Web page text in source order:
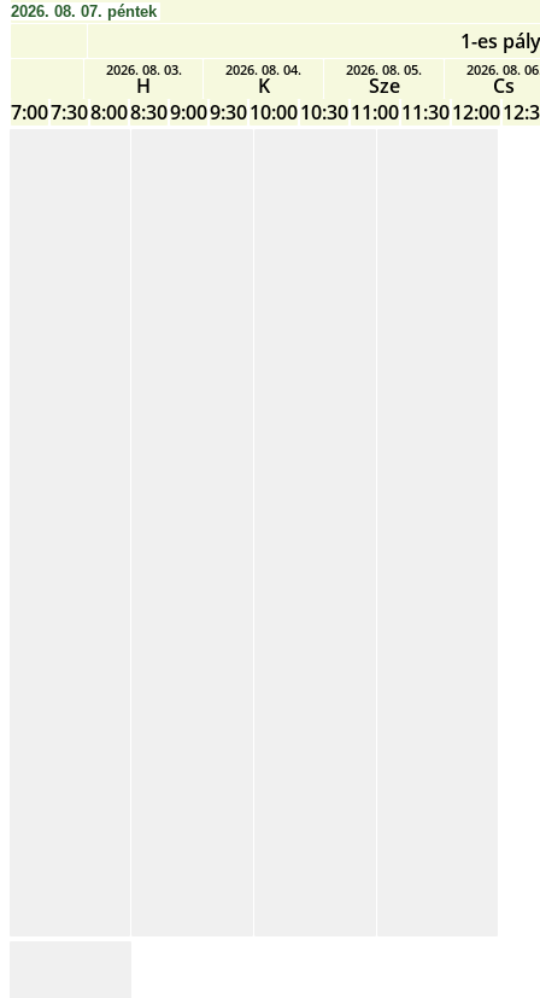
2026. 08. 07. péntek
1-es
2026. 08. 03.
H
2026. 08. 04.
K
2026. 08. 05.
Sze
2026. 08.
Cs
7:007:308:008:309:009:3010:0010:3011:0011:3012:00